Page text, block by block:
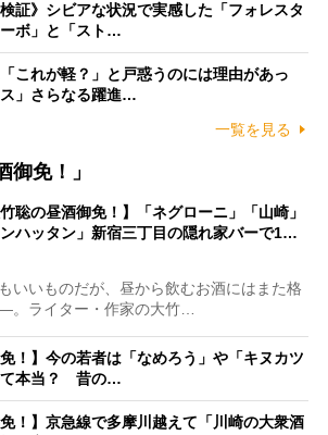
検証》シビアな状況で実感した「フォレスタ
ボ」と「スト…
これが軽？」と戸惑うのには理由があっ
」さらなる躍進…
一覧を見る
御免！」
竹聡の昼酒御免！】「ネグローニ」「山崎」
ンハッタン」新宿三丁目の隠れ家バーで1…
いいものだが、昼から飲むお酒にはまた格
。ライター・作家の大竹…
免！】今の若者は「なめろう」や「キヌカツ
て本当？ 昔の…
免！】京急線で多摩川越えて「川崎の大衆酒